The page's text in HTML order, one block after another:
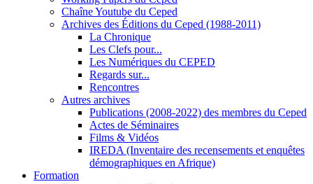
Chaîne Youtube du Ceped
Archives des Éditions du Ceped (1988-2011)
La Chronique
Les Clefs pour...
Les Numériques du CEPED
Regards sur...
Rencontres
Autres archives
Publications (2008-2022) des membres du Ceped
Actes de Séminaires
Films & Vidéos
IREDA (Inventaire des recensements et enquêtes
démographiques en Afrique)
Formation